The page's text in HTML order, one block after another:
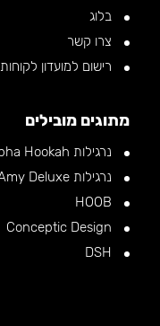
בלוג
צרו קשר
רישום למועדון לקוחות
מתוגים מובילים
נרגילות Alpha Hookah
נרגילות Amy Deluxe